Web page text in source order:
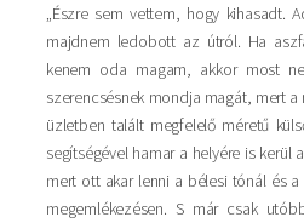
„Észre sem vettem, hogy kihasadt.
majdnem ledobott az útról. Ha
kenem oda magam, akkor most
szerencsésnek mondja magát, mert
üzletben talált megfelelő méretű
segítségével hamar a helyére is kerül
mert ott akar lenni a bélesi tónál és
megemlékezésen. S már csak